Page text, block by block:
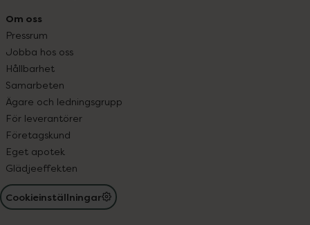
Om oss
Pressrum
Jobba hos oss
Hållbarhet
Samarbeten
Ägare och ledningsgrupp
För leverantörer
Företagskund
Eget apotek
Glädjeeffekten
Cookieinställningar